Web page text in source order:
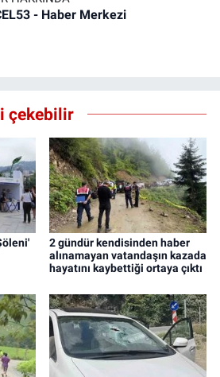
- Haber Merkezi
çekebilir
2 gündür kendisinden haber
alınamayan vatandaşın kazada
hayatını kaybettiği ortaya çıktı